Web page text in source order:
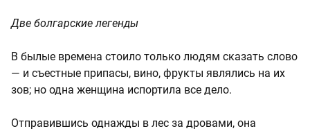
Две болгарские легенды
В былые времена стоило только людям сказать слово
— и съестные припасы, вино, фрукты являлись на их
зов; но одна женщина испортила все дело.
Отправившись однажды в лес за дровами, она